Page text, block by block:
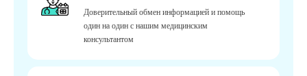
Доверительный обмен информацией и помощь
один на один с нашим медицинским
консультантом